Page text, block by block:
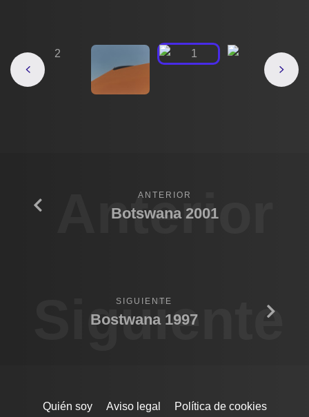
Anterior
ANTERIOR
Botswana 2001
Siguiente
SIGUIENTE
Bostwana 1997
Quién soy Aviso legal Política de cookies